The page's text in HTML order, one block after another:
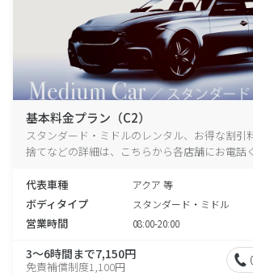
基本料金プラン（C2）
スタンダード・ミドルのレンタル、お得な割引
捨てなどの詳細は、こちらから各店舗にお電話
代表車種 アクア 等
ボディタイプ スタンダード・ミドル
営業時間 08:00-20:00
3～6時間まで7,150円
免責補償制度1,100円